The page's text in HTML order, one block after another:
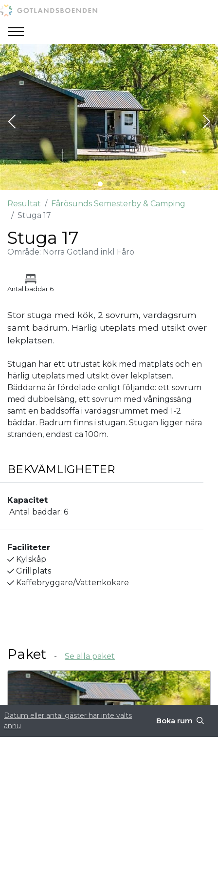
Resultat
Fårösunds Semesterby & Camping
Stuga 17
Stuga 17
Område: Norra Gotland inkl Fårö
Antal bäddar 6
Stor stuga med kök, 2 sovrum, vardagsrum
samt badrum. Härlig uteplats med utsikt över
lekplatsen.
Stugan har ett utrustat kök med matplats och en
härlig uteplats med utsikt över lekplatsen.
Bäddarna är fördelade enligt följande: ett sovrum
med dubbelsäng, ett sovrum med våningssäng
samt en bäddsoffa i vardagsrummet med 1-2
bäddar. Badrum finns i stugan. Stugan ligger nära
stranden, endast ca 100m.
BEKVÄMLIGHETER
Kapacitet
Antal bäddar: 6
Faciliteter
Kylskåp
Grillplats
Kaffebryggare/Vattenkokare
Datum eller antal gäster har inte valts
ännu
Boka rum
Paket Se alla paket